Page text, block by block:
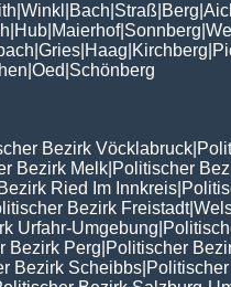
Winkl Bach Straß Berg
Hub Maierhof| Sonnberg
Gries Haag Kirchberg
Oed Schönberg
Bezirk Vöcklabruck
Bezirk Melk Politischer
Ried Im Innkreis
Bezirk Freistadt|
Urfahr-Umgebung
Bezirk Perg Politischer
Bezirk Scheibbs